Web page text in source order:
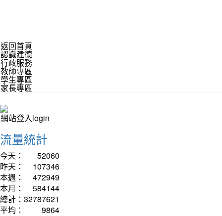
返回首頁
認識建德
行政服務
教師專區
學生專區
家長專區
網站登入login
流量統計
今天：
52060
昨天：
107346
本週：
472949
本月：
584144
總計： 32787621
平均：
9864